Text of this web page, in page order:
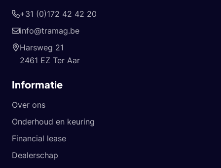
+31 (0)172 42 42 20
info@tramag.be
Harsweg 21
2461 EZ Ter Aar
Informatie
Over ons
Onderhoud en keuring
Financial lease
Dealerschap